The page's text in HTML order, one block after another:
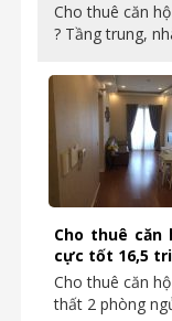
Cho thuê căn
? Tầng trung,
Cho thuê căn
cực tốt 16,5
Cho thuê căn
thất 2 phòng